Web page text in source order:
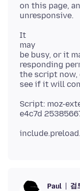
on this page,
It
may
be busy, or it
responding
the script now,
Script: moz-
Paul 검